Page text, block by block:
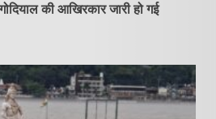
की आखिरकार जारी हो गई